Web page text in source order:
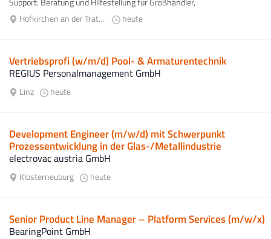
Außendienstmitarbeiter...
Hofkirchen an der Trattnach heute
Vertriebsprofi (w/m/d) Pool- & Armaturentechnik
REGIUS Personalmanagement GmbH
Linz heute
Development Engineer (m/w/d) mit Schwerpunkt
Prozessentwicklung in der Glas-/Metallindustrie
electrovac austria GmbH
Klosterneuburg heute
Senior Product Line Manager – Platform Services (m/w/x)
BearingPoint GmbH